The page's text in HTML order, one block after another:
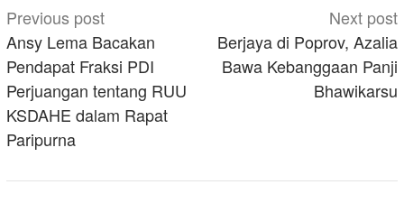
Post
navigation
Previous post
Ansy Lema Bacakan
Pendapat Fraksi PDI
Perjuangan tentang RUU
KSDAHE dalam Rapat
Paripurna
Next post
Berjaya di Poprov, Azalia
Bawa Kebanggaan Panji
Bhawikarsu